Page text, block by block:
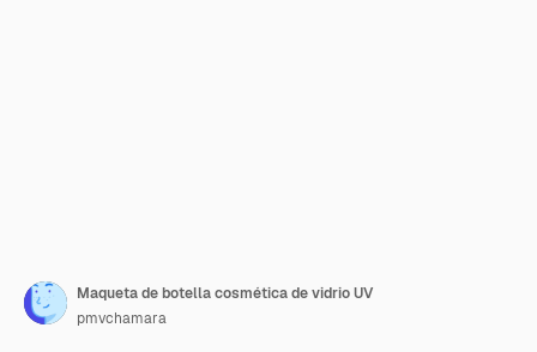
Maqueta de botella cosmética de vidrio UV
pmvchamara